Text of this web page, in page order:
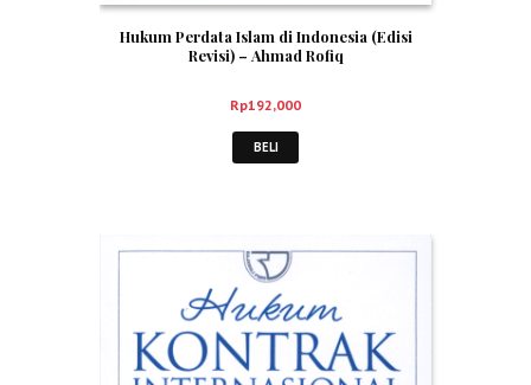
Hukum Perdata Islam di Indonesia (Edisi
Revisi) – Ahmad Rofiq
Rp192,000
BELI